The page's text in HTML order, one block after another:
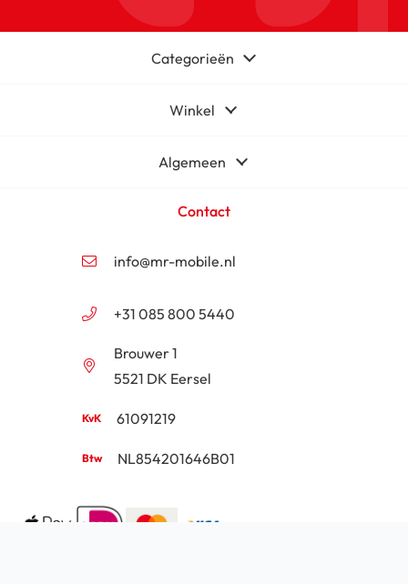
Categorieën
Winkel
Algemeen
Contact
info@mr-mobile.nl
+31 085 800 5440
Brouwer 1
5521 DK Eersel
61091219
NL854201646B01